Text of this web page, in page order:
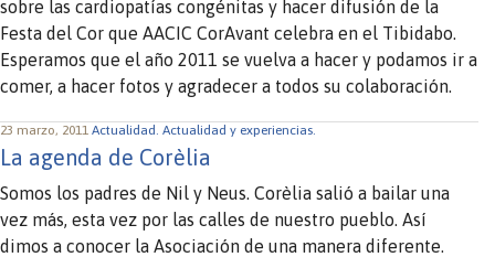
sobre las cardiopatías congénitas y hacer difusión de la
Festa del Cor que AACIC CorAvant celebra en el Tibidabo.
Esperamos que el año 2011 se vuelva a hacer y podamos ir a
comer, a hacer fotos y agradecer a todos su colaboración.
23 marzo, 2011 Actualidad. Actualidad y experiencias.
La agenda de Corèlia
Somos los padres de Nil y Neus. Corèlia salió a bailar una
vez más, esta vez por las calles de nuestro pueblo. Así
dimos a conocer la Asociación de una manera diferente.